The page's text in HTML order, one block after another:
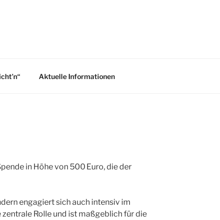
Aktuelle Informationen
in Höhe von 500 Euro, die der
engagiert sich auch intensiv im
Rolle und ist maßgeblich für die